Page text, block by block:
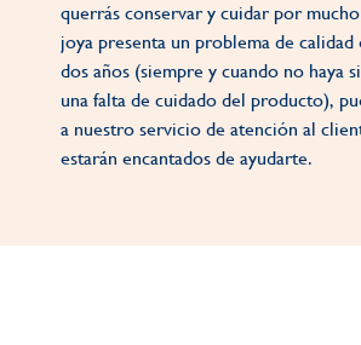
querrás conservar y cuidar por
joya presenta un problema de calidad
dos años (siempre y cuando no haya
una falta de cuidado del producto),
a nuestro servicio de atención al
estarán encantados de ayudarte.